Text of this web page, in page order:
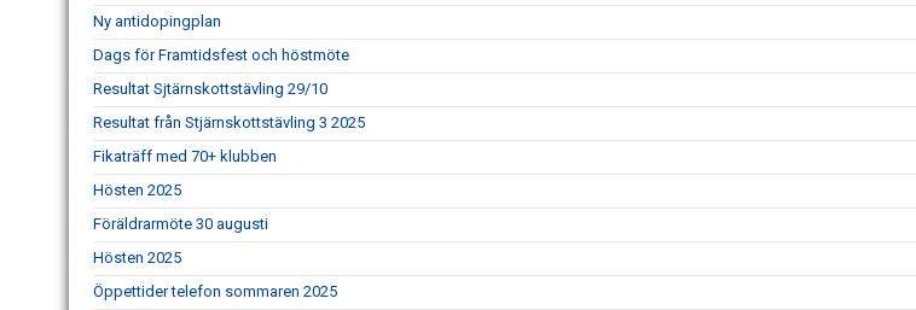
Ny antidopingplan
Dags för Framtidsfest och höstmöte
Resultat Sjtärnskottstävling 29/10
Resultat från Stjärnskottstävling 3 2025
Fikaträff med 70+ klubben
Hösten 2025
Föräldrarmöte 30 augusti
Hösten 2025
Öppettider telefon sommaren 2025